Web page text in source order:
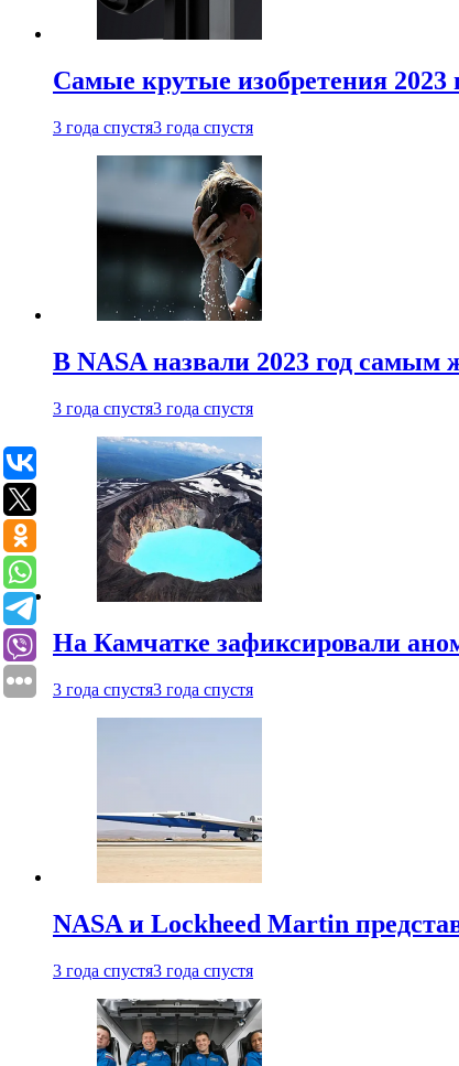
Самые крутые изобретения 2023
3 года спустя3 года спустя
В NASA назвали 2023 год
3 года спустя3 года спустя
На Камчатке зафиксировали
3 года спустя3 года спустя
NASA и Lockheed Martin
3 года спустя3 года спустя